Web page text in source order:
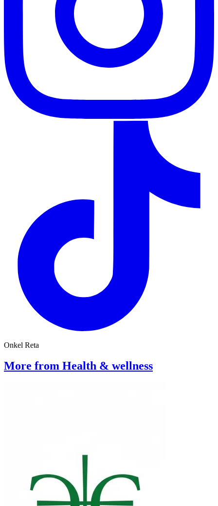
Onkel Reta
More from Health & wellness